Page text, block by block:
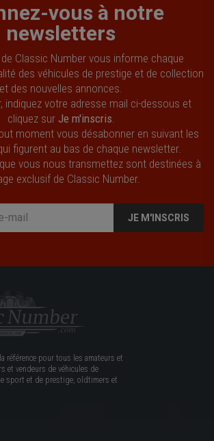
vous à notre
newsletters
Classic Number vous informe chaque
des véhicules de prestige et de collection
et des nouvelles annonces.
indiquez votre adresse mail ci-dessous et
cliquez sur Je m'inscris
moment vous désabonner en suivant les
figurent au bas de chaque newsletter.
vous nous transmettez sont destinées à
exclusif de Classic Number.
JE M'INSCRIS
référence pour tous les amateurs et
et vendeurs de véhicules de
sport et de prestige, oldtimers et